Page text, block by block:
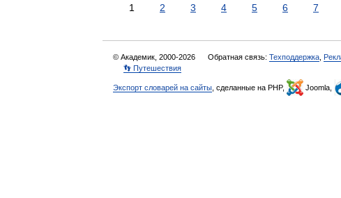
1 2 3 4 5 6 7
© Академик, 2000-2026 Обратная связь: Техподдержка
👣 Путешествия
Экспорт словарей на сайты , сделанные на PHP, Joomla,